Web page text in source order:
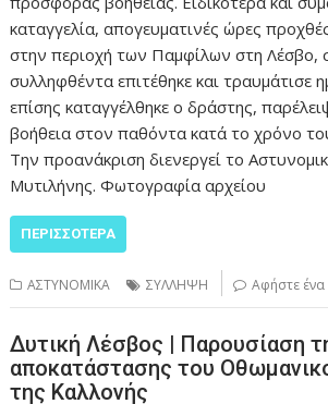
καταγγελία, απογευματινές ώρες
στην περιοχή των Παμφίλων στη Λέσβο,
συλληφθέντα επιτέθηκε και τραυμάτισε
επίσης καταγγέλθηκε ο δράστης,
βοήθεια στον παθόντα κατά το χρόνο
Την προανάκριση διενεργεί το
Μυτιλήνης. Φωτογραφία αρχείου
ΠΕΡΙΣΣΌΤΕΡΑ
ΑΣΤΥΝΟΜΙΚΑ ΣΥΛΛΗΨΗ Αφήστε ένα
Δυτική Λέσβος | Παρουσίαση
αποκατάστασης του
της Καλλονής